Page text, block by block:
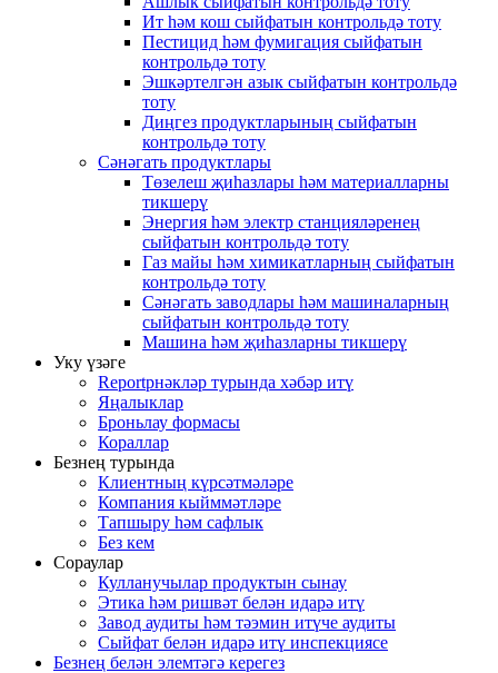
Ит һәм кош сыйфатын контрольдә тоту
Пестицид һәм фумигация сыйфатын
контрольдә тоту
Эшкәртелгән азык сыйфатын контрольдә
тоту
Диңгез продуктларының сыйфатын
контрольдә тоту
Сәнәгать продуктлары
Төзелеш җиһазлары һәм материалларны
тикшерү
Энергия һәм электр станцияләренең
сыйфатын контрольдә тоту
Газ майы һәм химикатларның сыйфатын
контрольдә тоту
Сәнәгать заводлары һәм машиналарның
сыйфатын контрольдә тоту
Машина һәм җиһазларны тикшерү
Уку үзәге
Reportрнәкләр турында хәбәр итү
Яңалыклар
Броньлау формасы
Кораллар
Безнең турында
Клиентның күрсәтмәләре
Компания кыйммәтләре
Тапшыру һәм сафлык
Без кем
Сораулар
Кулланучылар продуктын сынау
Этика һәм ришвәт белән идарә итү
Завод аудиты һәм тәэмин итүче аудиты
Сыйфат белән идарә итү инспекциясе
Безнең белән элемтәгә керегез